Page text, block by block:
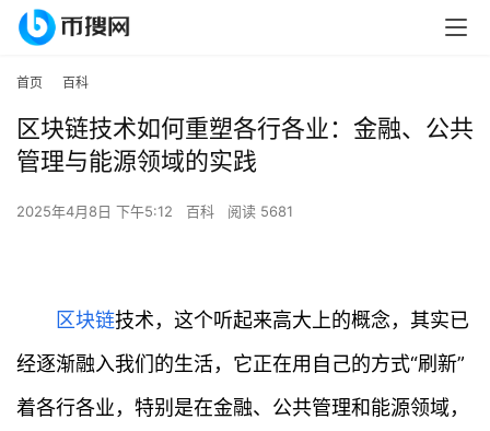
首页 百科
区块链技术如何重塑各行各业：金融、公共
管理与能源领域的实践
2025年4月8日 下午5:12 百科 阅读 5681
区块链技术，这个听起来高大上的概念，其实已
经逐渐融入我们的生活，它正在用自己的方式“刷新”
着各行各业，特别是在金融、公共管理和能源领域，